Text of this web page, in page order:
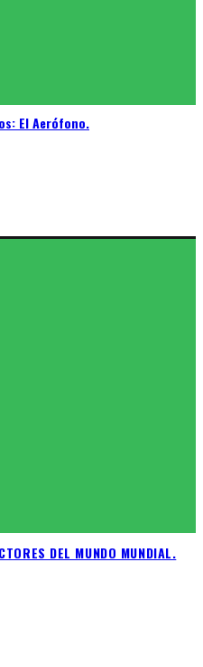
El Aerófono.
DEL MUNDO MUNDIAL.